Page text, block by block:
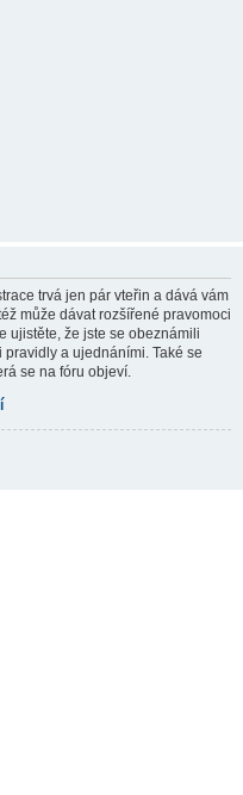
trvá jen pár vteřin a dává vám
může dávat rozšířené pravomoci
ujistěte, že jste se obeznámili
a ujednáními. Také se
se na fóru objeví.